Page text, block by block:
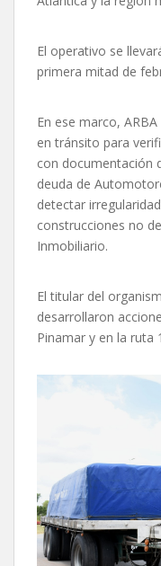
El operativo se
primera mitad de
En ese marco,
en tránsito para
con documentación
deuda de
detectar
construcciones no
Inmobiliario.
El titular del
desarrollaron
Pinamar y en la ruta